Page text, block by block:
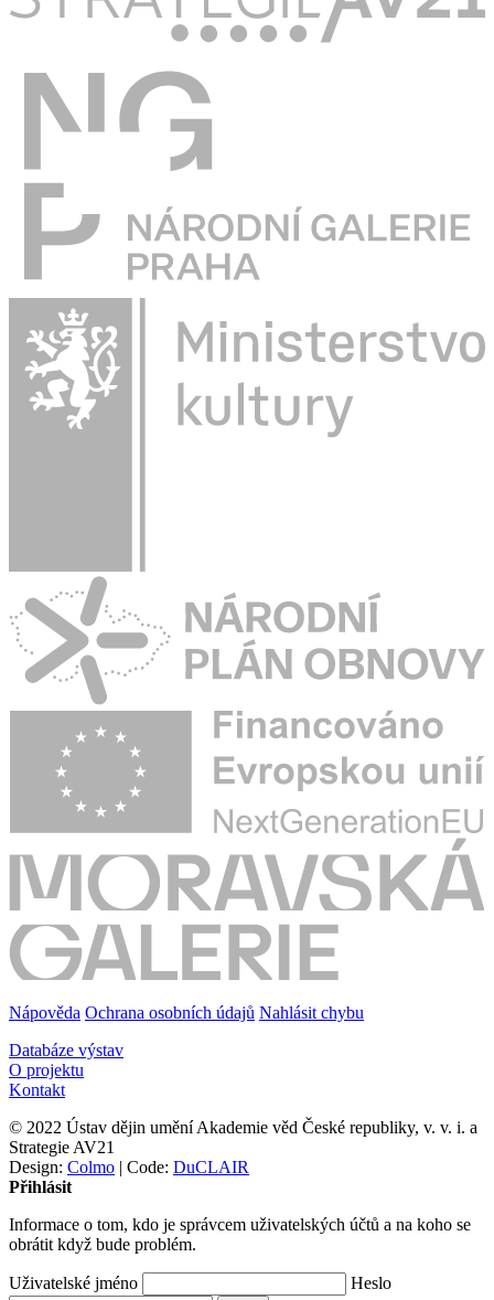
Nápověda Ochrana osobních údajů Nahlásit chybu
Databáze výstav
O projektu
Kontakt
© 2022 Ústav dějin umění Akademie věd České republiky, v. v. i. a
Strategie AV21
Design: Colmo | Code: DuCLAIR
Přihlásit
Informace o tom, kdo je správcem uživatelských účtů a na koho se
obrátit když bude problém.
Uživatelské jméno Heslo